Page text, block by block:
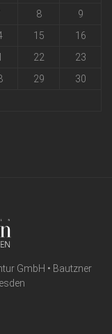
8
9
15
16
22
23
29
30
GmbH • Bautzner